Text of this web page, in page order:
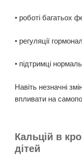
• роботі багатьох
• регуляції
• підтримці
Навіть незначні
впливати на
Кальцій в
дітей